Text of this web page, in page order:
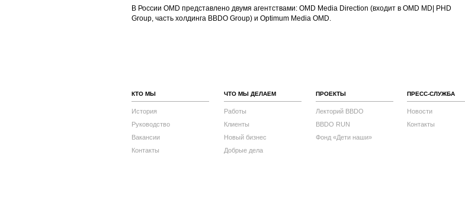
В России OMD представлено двумя агентствами: OMD Media Direction (входит в OMD MD| PHD
Group, часть холдинга BBDO Group) и Optimum Media OMD.
КТО МЫ
История
Руководство
Вакансии
Контакты
ЧТО МЫ ДЕЛАЕМ
Работы
Клиенты
Новый бизнес
Добрые дела
ПРОЕКТЫ
Лекторий BBDO
BBDO RUN
Фонд «Дети наши»
ПРЕСС-СЛУЖБА
Новости
Контакты